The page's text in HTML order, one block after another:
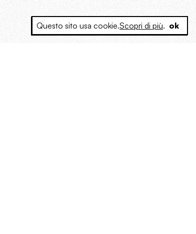
Questo sito usa cookie.Scopri di più. ok